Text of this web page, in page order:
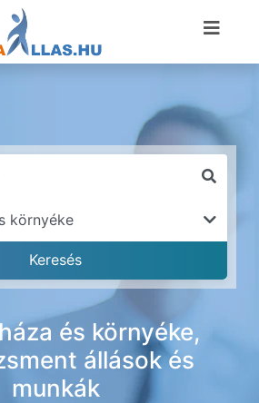
és környéke,
állások és
munkák